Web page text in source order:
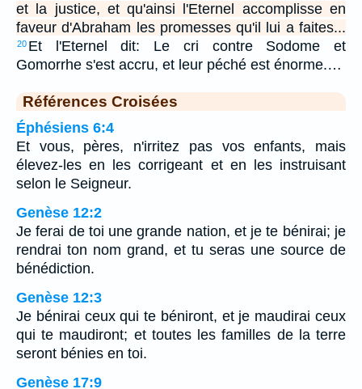
et la justice, et qu'ainsi l'Eternel accomplisse en
faveur d'Abraham les promesses qu'il lui a faites...
20 Et l'Eternel dit: Le cri contre Sodome et
Gomorrhe s'est accru, et leur péché est énorme.…
Références Croisées
Éphésiens 6:4
Et vous, pères, n'irritez pas vos enfants, mais
élevez-les en les corrigeant et en les instruisant
selon le Seigneur.
Genèse 12:2
Je ferai de toi une grande nation, et je te bénirai; je
rendrai ton nom grand, et tu seras une source de
bénédiction.
Genèse 12:3
Je bénirai ceux qui te béniront, et je maudirai ceux
qui te maudiront; et toutes les familles de la terre
seront bénies en toi.
Genèse 17:9